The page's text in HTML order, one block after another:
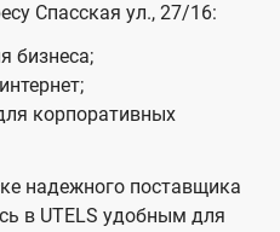
Спасская ул., 27/16:
бизнеса;
корпоративных
надежного поставщика
в UTELS удобным для